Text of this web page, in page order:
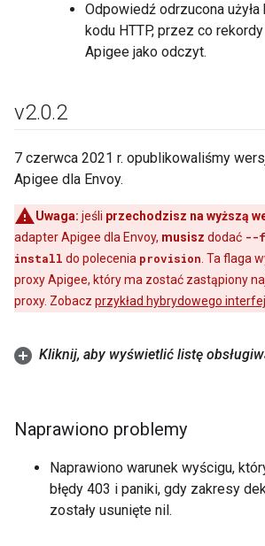
Odpowiedź odrzucona
kodu HTTP, przez co
Apigee jako odczyt.
v2.0.2
7 czerwca 2021 r. opublikowaliśmy
Apigee dla Envoy.
Uwaga: jeśli przechodzisz na wyższą
adapter Apigee dla Envoy, musisz dodać --
install do polecenia provision . Ta flaga
proxy Apigee, który ma zostać zastąpiony
proxy. Zobacz przykład hybrydowego
Kliknij, aby wyświetlić listę
Naprawiono problemy
Naprawiono warunek wyścigu,
błędy 403 i paniki, gdy zakresy
zostały usunięte nil.